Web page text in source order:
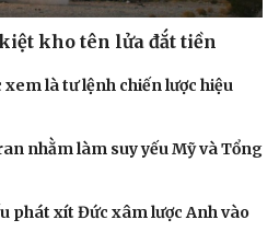
kho tên lửa đắt tiền
là tư lệnh chiến lược hiệu
nhằm làm suy yếu Mỹ và Tổng
phát xít Đức xâm lược Anh vào